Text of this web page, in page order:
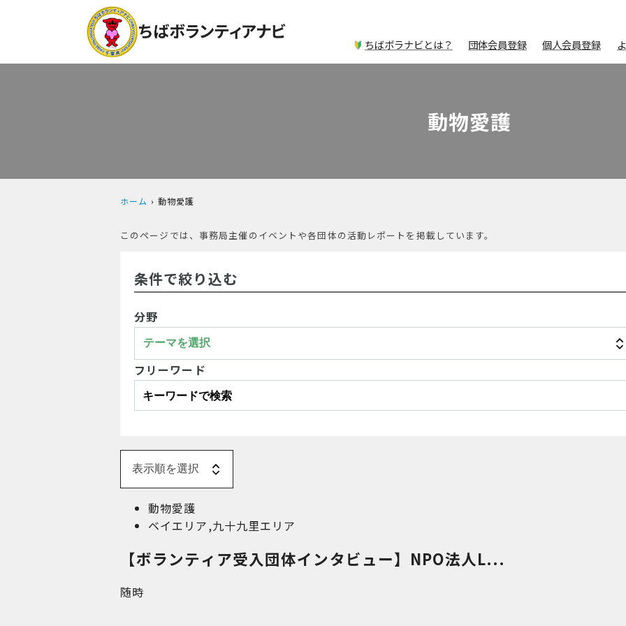
ちばボラナビとは？ 団体会員登録 個人会員登録
動物愛護
ホーム 動物愛護
このページでは、事務局主催のイベントや各団体の活動レポートを掲載しています。
条件で絞り込む
分野
フリーワード
動物愛護
ベイエリア,九十九里エリア
【ボランティア受入団体インタビュー】NPO法人L...
随時